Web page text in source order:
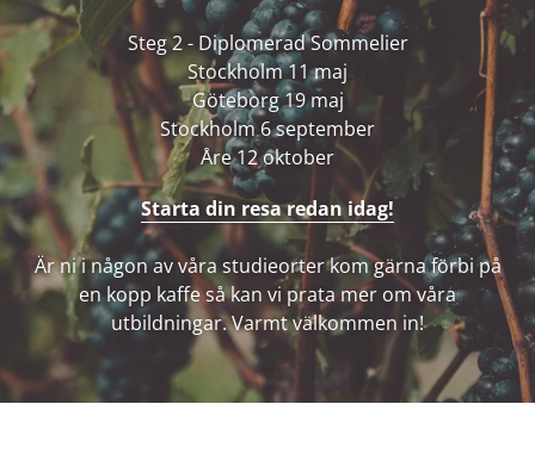
Steg 2 - Diplomerad Sommelier
Stockholm 11 maj
Göteborg 19 maj
Stockholm 6 september
Åre 12 oktober
Starta din resa redan idag!
Är ni i någon av våra studieorter kom gärna förbi på
en kopp kaffe så kan vi prata mer om våra
utbildningar. Varmt välkommen in!